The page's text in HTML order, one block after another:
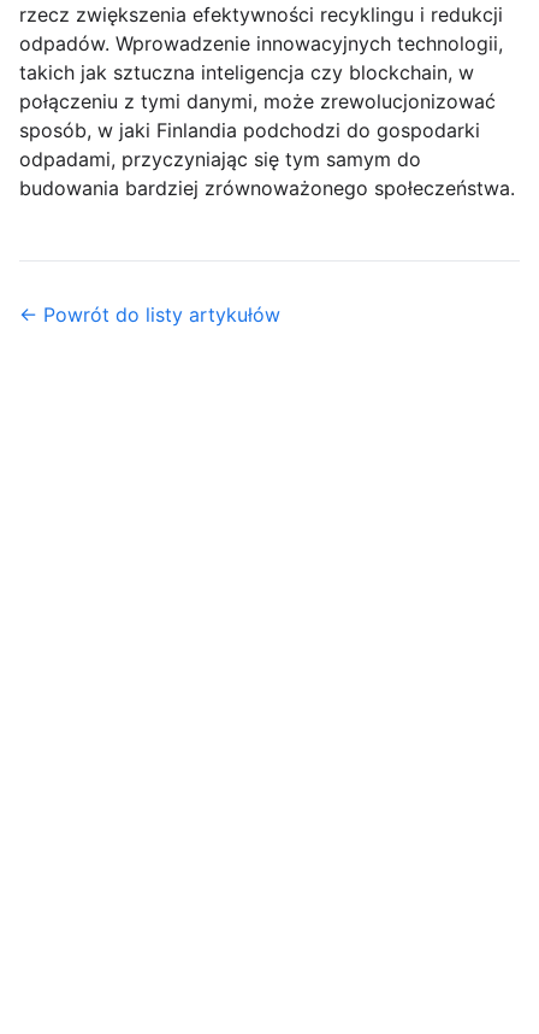
rzecz zwiększenia efektywności recyklingu i redukcji
odpadów. Wprowadzenie innowacyjnych technologii,
takich jak sztuczna inteligencja czy blockchain, w
połączeniu z tymi danymi, może zrewolucjonizować
sposób, w jaki Finlandia podchodzi do gospodarki
odpadami, przyczyniając się tym samym do
budowania bardziej zrównoważonego społeczeństwa.
← Powrót do listy artykułów